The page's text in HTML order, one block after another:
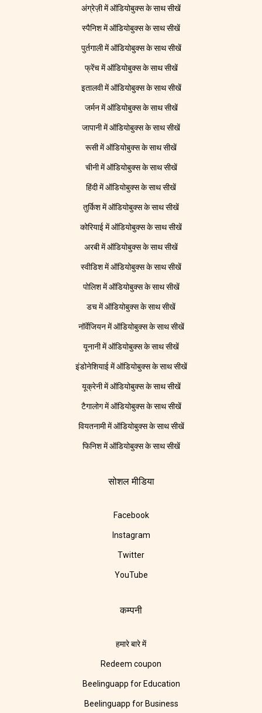
अंग्रेज़ी में ऑडियोबुक्स के साथ सीखें
स्पैनिश में ऑडियोबुक्स के साथ सीखें
पुर्तगाली में ऑडियोबुक्स के साथ सीखें
फ्रेंच में ऑडियोबुक्स के साथ सीखें
इतालवी में ऑडियोबुक्स के साथ सीखें
जर्मन में ऑडियोबुक्स के साथ सीखें
जापानी में ऑडियोबुक्स के साथ सीखें
रूसी में ऑडियोबुक्स के साथ सीखें
चीनी में ऑडियोबुक्स के साथ सीखें
हिंदी में ऑडियोबुक्स के साथ सीखें
तुर्किश में ऑडियोबुक्स के साथ सीखें
कोरियाई में ऑडियोबुक्स के साथ सीखें
अरबी में ऑडियोबुक्स के साथ सीखें
स्वीडिश में ऑडियोबुक्स के साथ सीखें
पोलिश में ऑडियोबुक्स के साथ सीखें
डच में ऑडियोबुक्स के साथ सीखें
नॉर्वेजियन में ऑडियोबुक्स के साथ सीखें
यूनानी में ऑडियोबुक्स के साथ सीखें
इंडोनेशियाई में ऑडियोबुक्स के साथ सीखें
यूक्रेनी में ऑडियोबुक्स के साथ सीखें
टैगालोग में ऑडियोबुक्स के साथ सीखें
वियतनामी में ऑडियोबुक्स के साथ सीखें
फिनिश में ऑडियोबुक्स के साथ सीखें
सोशल मीडिया
Facebook
Instagram
Twitter
YouTube
कम्पनी
हमारे बारे में
Redeem coupon
Beelinguapp for Education
Beelinguapp for Business